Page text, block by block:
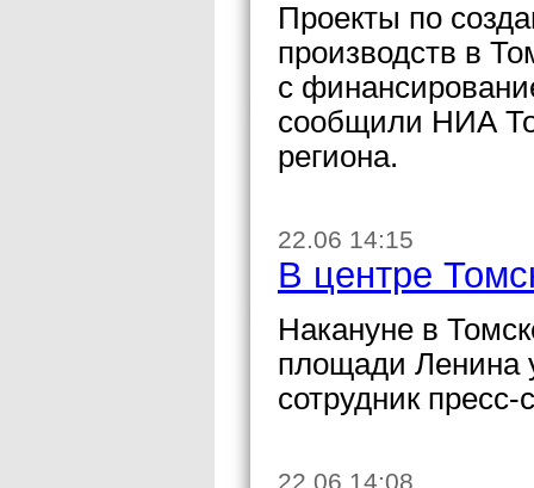
Проекты по
производств в
с
сообщили НИА
региона.
22.06 14:15
В центре
Накануне в
площади Ленина
сотрудник
22.06 14:08